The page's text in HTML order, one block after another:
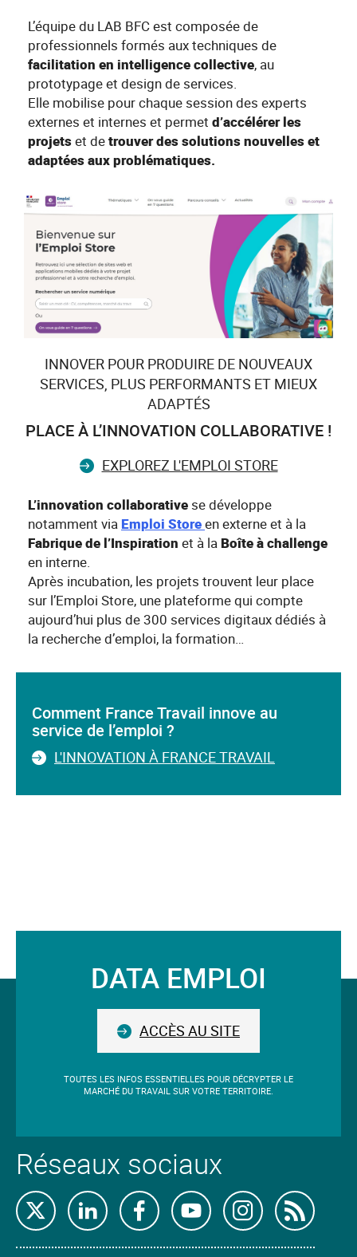
L’équipe du LAB BFC est composée de
professionnels formés aux techniques de
facilitation en intelligence collective, au
prototypage et design de services.
Elle mobilise pour chaque session des experts
externes et internes et permet d’accélérer les
projetset detrouver des solutions nouvelles et
adaptées aux problématiques.
INNOVER POUR PRODUIRE DE NOUVEAUX
SERVICES, PLUS PERFORMANTS ET MIEUX
ADAPTÉS
PLACE À L’INNOVATION COLLABORATIVE !
EXPLOREZ L'EMPLOI STORE
L’innovation collaborative se développe
notamment via Emploi Storeen externe et à la
Fabrique de l’Inspiration et à la Boîte à challenge
en interne.
Après incubation, les projets trouvent leur place
sur l’Emploi Store, une plateforme qui compte
aujourd’hui plus de 300 services digitaux dédiés à
la recherche d’emploi, la formation…
Comment France Travail innove au
service de l’emploi ?
L'INNOVATION À FRANCE TRAVAIL
Suivez-DATA EMPLOI
ACCÈS AU SITE
TOUTES LES INFOS ESSENTIELLES POUR DÉCRYPTER LE
MARCHÉ DU TRAVAIL SUR VOTRE TERRITOIRE.
Réseaux sociaux
Retrouvez-
nous
Retrouvez-
nous
Retrouvez-
nous
Retrouvez-
nous
Retrouvez-
nous